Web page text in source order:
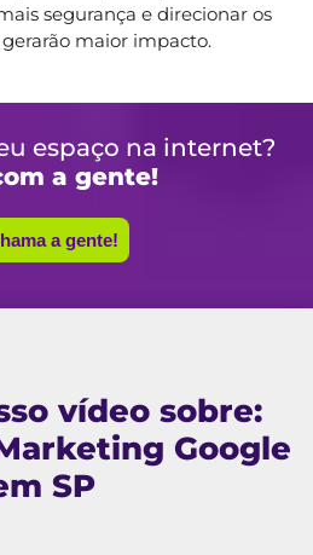
segurança e direcionar os
maior impacto.
espaço na internet?
a gente!
a gente!
vídeo sobre:
Google
SP